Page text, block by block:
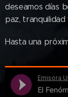
deseamos días
paz, tranquilidad
Hasta una